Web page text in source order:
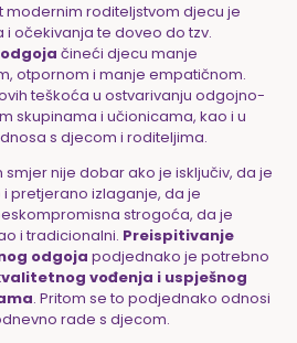
modernim roditeljstvom djecu je
očekivanja te doveo do tzv.
čineći djecu manje
otpornom i manje empatičnom.
teškoća u ostvarivanju odgojno-
skupinama i učionicama, kao i u
s djecom i roditeljima.
nije dobar ako je isključiv, da je
pretjerano izlaganje, da je
strogoća, da je
i tradicionalni. Preispitivanje
odgoja podjednako je potrebno
vođenja i uspješnog
. Pritom se to podjednako odnosi
rade s djecom.